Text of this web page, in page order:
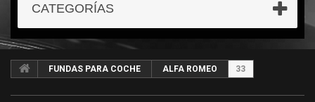
CATEGORÍAS
FUNDAS PARA COCHE ALFA ROMEO 33